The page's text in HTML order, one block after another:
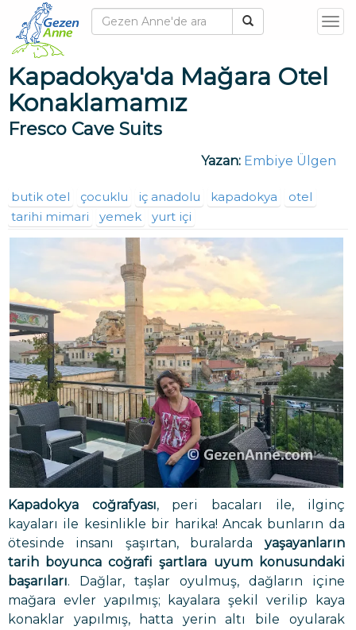
T
a
a
o
Kapadokya'da Mağara Otel
Konaklamamız
Fresco Cave Suits
Yazan: Embiye Ülgen
butik otel çocuklu iç anadolu kapadokya
otel
tarihi mimari
yemek yurt içi
Kapadokya coğrafyası, peri bacaları ile, ilginç
kayaları ile kesinlikle bir harika! Ancak bunların da
ötesinde insanı şaşırtan, buralarda yaşayanların
tarih boyunca coğrafi şartlara uyum konusundaki
başarıları. Dağlar, taşlar oyulmuş, dağların içine
mağara evler yapılmış; kayalara şekil verilip kaya
konaklar yapılmış, hatta yerin altı bile oyularak